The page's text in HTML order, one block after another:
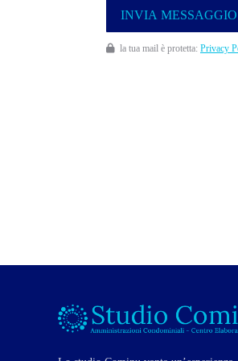
la tua mail è protetta: Privacy